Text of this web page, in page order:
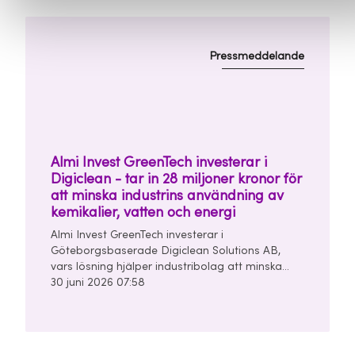
Almi Invest GreenTech investerar i
Digiclean - tar in 28 miljoner kronor för
att minska industrins användning av
kemikalier, vatten och energi
Pressmeddelande
Almi Invest GreenTech investerar i
Göteborgsbaserade Digiclean Solutions AB,
vars lösning hjälper industribolag att minska
användningen av kemikalier, vatten och energi i
30 juni 2026 07:58